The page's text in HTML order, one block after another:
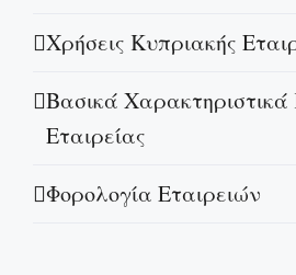
Χρήσεις Κυπριακής
Βασικά Χαρακτηριστικά
Εταιρείας
Φορολογία Εταιρειών